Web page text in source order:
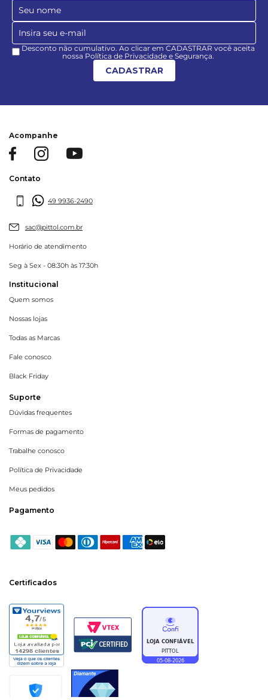
Desconto não cumulativo. Ao clicar em CADASTRAR você aceita
nossa Política de Privacidade e Segurança.
CADASTRAR
Acompanhe
Contato
49 9936-2490
sac@pittol.com.br
Horário de atendimento
Seg à Sex - 08:30h às 17:30h
Institucional
Quem somos
Nossas lojas
Todas as Marcas
Fale conosco
Black Friday
Suporte
Dúvidas frequentes
Formas de pagamento
Trabalhe conosco
Política de Privacidade
Meus pedidos
Pagamento
Certificados